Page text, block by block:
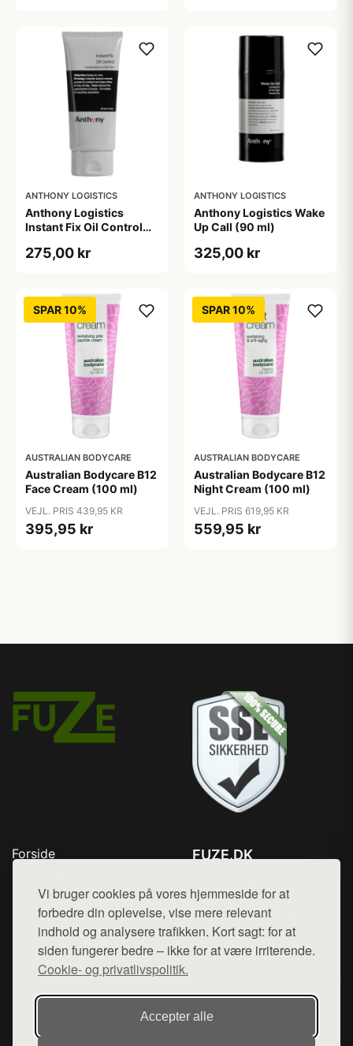
Vi bruger cookies på vores hjemmeside for at
forbedre din oplevelse, vise mere relevant
indhold og analysere trafikken. Kort sagt: for at
siden fungerer bedre – ikke for at være irriterende.
Cookie- og privatlivspolitik.
Accepter alle
ANTHONY LOGISTICS
Anthony Logistics
Instant Fix Oil Control
275,00 kr
ANTHONY LOGISTICS
Anthony Logistics Wake
Up Call (90 ml)
325,00 kr
SPAR 10%
AUSTRALIAN BODYCARE
Australian Bodycare B12
Face Cream (100 ml)
VEJL. PRIS 439,95 KR
395,95 kr
SPAR 10%
AUSTRALIAN BODYCARE
Australian Bodycare B12
Night Cream (100 ml)
VEJL. PRIS 619,95 KR
559,95 kr
Forside
Top Rabatter
Kontakt
FUZE.DK
Mail: hej@want.dk
Cookie- og privatlivspolitik
Denne side er en del af want.dk, der udgiver en række
hjemmesider med præsentation af forskellige produkter fra